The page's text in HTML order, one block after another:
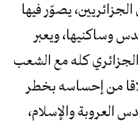
يصوّر فيها
وساكنيها، ويعبر
كله مع الشعب
من إحساسه بخطر
العروبة والإسلام،